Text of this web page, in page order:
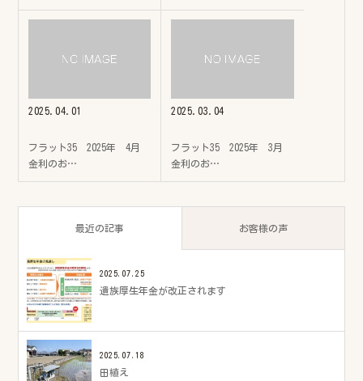
2025.04.01
フラット35 2025年 4月
金利のお…
2025.03.04
フラット35 2025年 3月
金利のお…
最近の記事 お客様の声
2025.07.25
遺族厚生年金が改正されます
2025.07.18
田植え